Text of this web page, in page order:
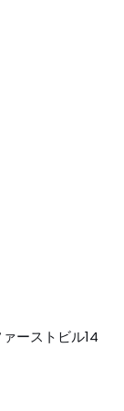
ーストビル14